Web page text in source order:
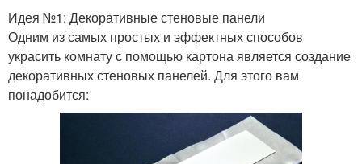
Идея №1: Декоративные стеновые панели
Одним из самых простых и эффектных способов
украсить комнату с помощью картона является создание
декоративных стеновых панелей. Для этого вам
понадобится: